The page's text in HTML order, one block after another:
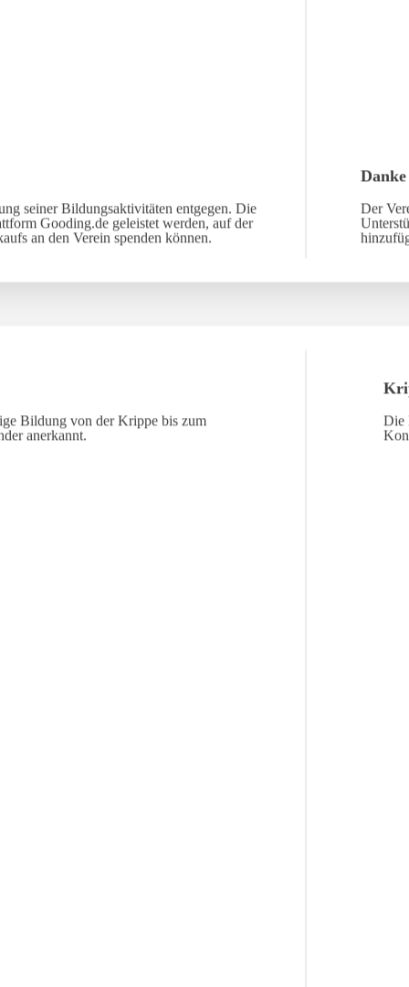
seiner Bildungsaktivitäten entgegen. Die
Gooding.de geleistet werden, auf der
an den Verein spenden können.
Danke
Der
Bildung von der Krippe bis zum
anerkannt.
Die